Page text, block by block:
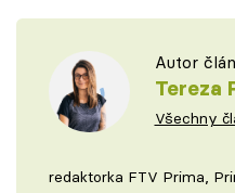
Autor
Tereza
Všechny
redaktorka FTV Prima,